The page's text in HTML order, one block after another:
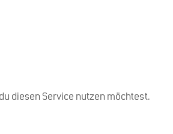
diesen Service nutzen möchtest.